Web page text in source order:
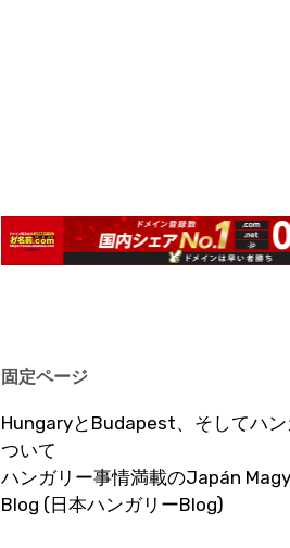
固定ページ
HungaryとBudapest、そしてハン
ついて
ハンガリー事情満載のJapán
Blog (日本ハンガリーBlog)